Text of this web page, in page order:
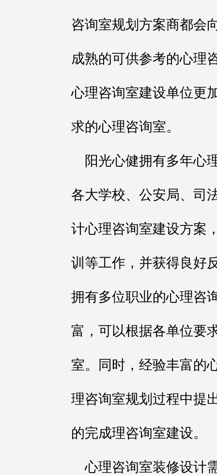
咨询室规划方案商都会
成熟的可供参考的心理
心理咨询室建设单位更
求的心理咨询室。
阳光心健拥有多年心
各大学校、公安局、司
计心理咨询室建设方案
训等工作，并获得良好
拥有多位职业的心理咨
富，可以根据各单位要
室。同时，经验丰富的
理咨询室规划过程中提
的完成理咨询室建设。
心理咨询室装修设计